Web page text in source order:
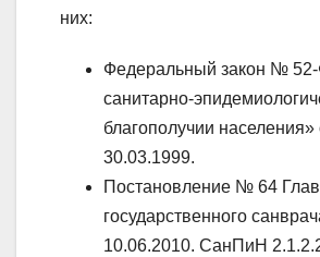
них:
Федеральный закон №
санитарно-
благополучии населения»
30.03.1999.
Постановление № 64
государственного
10.06.2010. СанПиН